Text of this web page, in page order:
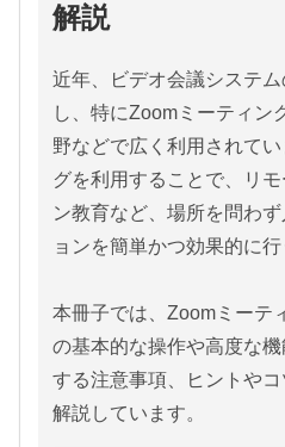
解説
近年、ビデオ会議システ
し、特にZoomミーティン
野などで広く利用されて
グを利用することで、リ
ン教育など、場所を問わ
ョンを簡単かつ効果的に行
本冊子では、Zoomミーテ
の基本的な操作や高度な
する注意事項、ヒントや
解説しています。